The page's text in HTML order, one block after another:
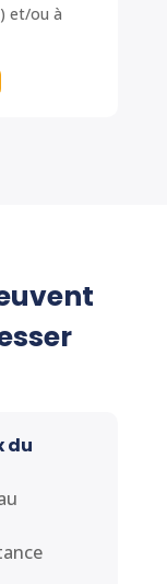
et/ou à
du